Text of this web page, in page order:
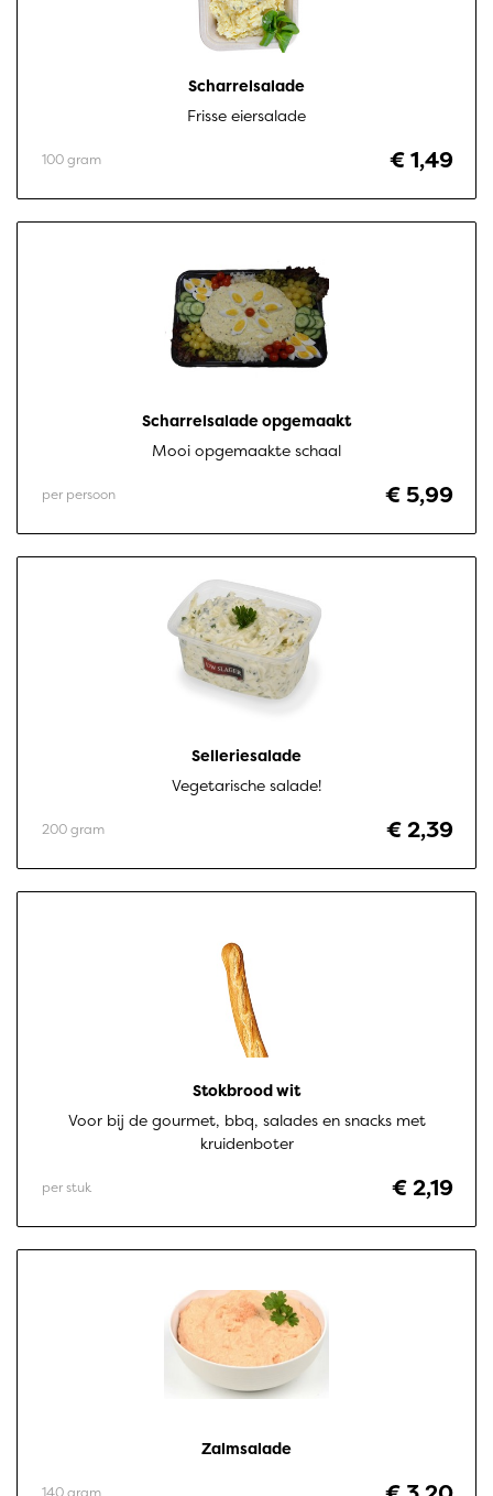
Scharrelsalade
Frisse eiersalade
€ 1,49
100 gram
Scharrelsalade opgemaakt
Mooi opgemaakte schaal
€ 5,99
per persoon
Selleriesalade
Vegetarische salade!
€ 2,39
200 gram
Stokbrood wit
Voor bij de gourmet, bbq, salades en snacks met
kruidenboter
€ 2,19
per stuk
Zalmsalade
140 gram